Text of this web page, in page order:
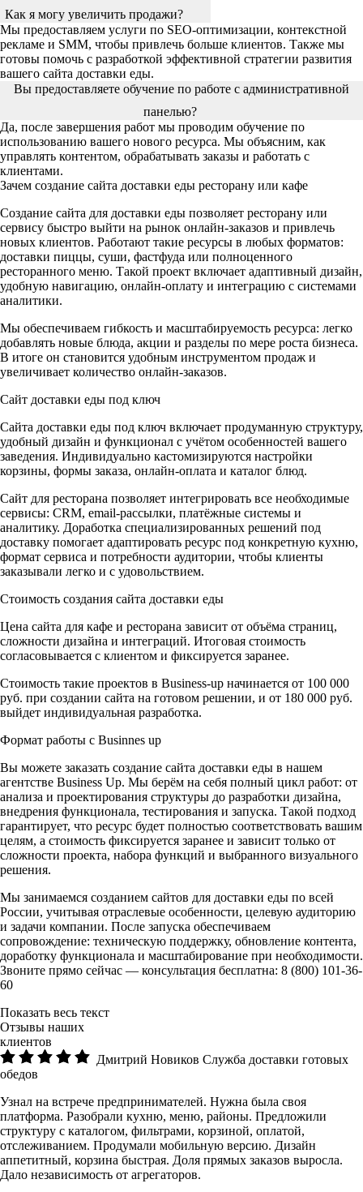
Как я могу увеличить продажи?
Мы предоставляем услуги по SEO-оптимизации, контекстной
рекламе и SMM, чтобы привлечь больше клиентов. Также мы
готовы помочь с разработкой эффективной стратегии развития
вашего сайта доставки еды.
Вы предоставляете обучение по работе с административной
панелью?
Да, после завершения работ мы проводим обучение по
использованию вашего нового ресурса. Мы объясним, как
управлять контентом, обрабатывать заказы и работать с
клиентами.
Зачем создание сайта доставки еды ресторану или кафе
Создание сайта для доставки еды позволяет ресторану или
сервису быстро выйти на рынок онлайн-заказов и привлечь
новых клиентов. Работают такие ресурсы в любых форматов:
доставки пиццы, суши, фастфуда или полноценного
ресторанного меню. Такой проект включает адаптивный дизайн,
удобную навигацию, онлайн-оплату и интеграцию с системами
аналитики.
Мы обеспечиваем гибкость и масштабируемость ресурса: легко
добавлять новые блюда, акции и разделы по мере роста бизнеса.
В итоге он становится удобным инструментом продаж и
увеличивает количество онлайн-заказов.
Сайт доставки еды под ключ
Сайта доставки еды под ключ включает продуманную структуру,
удобный дизайн и функционал с учётом особенностей вашего
заведения. Индивидуально кастомизируются настройки
корзины, формы заказа, онлайн-оплата и каталог блюд.
Сайт для ресторана позволяет интегрировать все необходимые
сервисы: CRM, email-рассылки, платёжные системы и
аналитику. Доработка специализированных решений под
доставку помогает адаптировать ресурс под конкретную кухню,
формат сервиса и потребности аудитории, чтобы клиенты
заказывали легко и с удовольствием.
Стоимость создания сайта доставки еды
Цена сайта для кафе и ресторана зависит от объёма страниц,
сложности дизайна и интеграций. Итоговая стоимость
согласовывается с клиентом и фиксируется заранее.
Стоимость такие проектов в Business-up начинается от 100 000
руб. при создании сайта на готовом решении, и от 180 000 руб.
выйдет индивидуальная разработка.
Формат работы с Businnes up
Вы можете заказать создание сайта доставки еды в нашем
агентстве Business Up. Мы берём на себя полный цикл работ: от
анализа и проектирования структуры до разработки дизайна,
внедрения функционала, тестирования и запуска. Такой подход
гарантирует, что ресурс будет полностью соответствовать вашим
целям, а стоимость фиксируется заранее и зависит только от
сложности проекта, набора функций и выбранного визуального
решения.
Мы занимаемся созданием сайтов для доставки еды по всей
России, учитывая отраслевые особенности, целевую аудиторию
и задачи компании. После запуска обеспечиваем
сопровождение: техническую поддержку, обновление контента,
доработку функционала и масштабирование при необходимости.
Звоните прямо сейчас — консультация бесплатна: 8 (800) 101-36-
60
Показать весь текст
Отзывы наших
клиентов
Дмитрий Новиков Служба доставки готовых
обедов
Узнал на встрече предпринимателей. Нужна была своя
платформа. Разобрали кухню, меню, районы. Предложили
структуру с каталогом, фильтрами, корзиной, оплатой,
отслеживанием. Продумали мобильную версию. Дизайн
аппетитный, корзина быстрая. Доля прямых заказов выросла.
Дало независимость от агрегаторов.